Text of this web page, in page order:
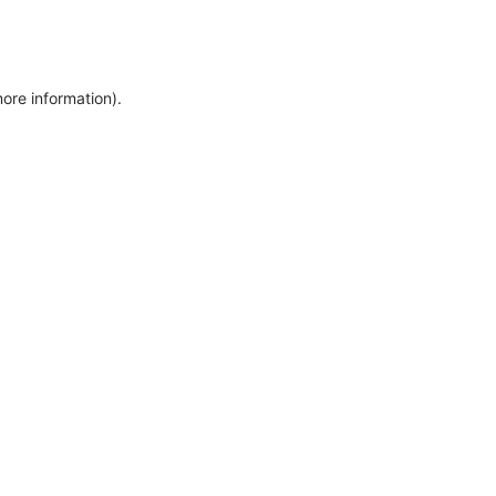
information).